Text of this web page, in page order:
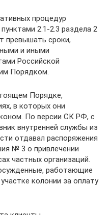
процедур
2.1-2.3 раздела 2
превышать сроки,
и иными
Российской
Порядком.
Порядке,
в которых они
По версии СК РФ, с
внутренней службы из
отдавал распоряжения
№ 3 о привлечении
частных организаций.
работающие
колонии за оплату